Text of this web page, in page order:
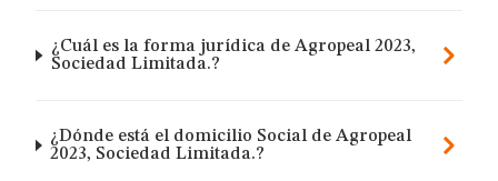
¿Cuál es la forma jurídica de Agropeal 2023,
Sociedad Limitada.?
¿Dónde está el domicilio Social de Agropeal
2023, Sociedad Limitada.?